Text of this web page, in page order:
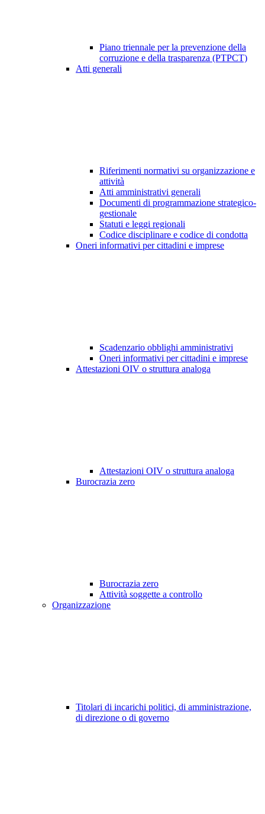
Piano triennale per la prevenzione della
corruzione e della trasparenza (PTPCT)
Atti generali
Riferimenti normativi su organizzazione e
attività
Atti amministrativi generali
Documenti di programmazione strategico-
gestionale
Statuti e leggi regionali
Codice disciplinare e codice di condotta
Oneri informativi per cittadini e imprese
Scadenzario obblighi amministrativi
Oneri informativi per cittadini e imprese
Attestazioni OIV o struttura analoga
Attestazioni OIV o struttura analoga
Burocrazia zero
Burocrazia zero
Attività soggette a controllo
Organizzazione
Titolari di incarichi politici, di amministrazione,
di direzione o di governo